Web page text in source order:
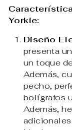
Yorkie:
Diseño
presenta
un toque
Además,
pecho,
bolígrafos
Además,